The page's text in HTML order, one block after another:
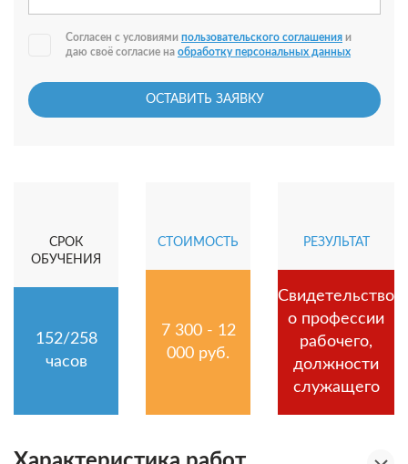
Согласен с условиями пользовательского соглашения и
даю своё согласие на обработку персональных данных
ОСТАВИТЬ ЗАЯВКУ
СРОК
ОБУЧЕНИЯ
152/258
часов
СТОИМОСТЬ
7 300 - 12
000 руб.
РЕЗУЛЬТАТ
Свидетельство
о профессии
рабочего,
должности
служащего